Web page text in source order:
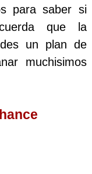
para saber si
que la
un plan de
muchisimos